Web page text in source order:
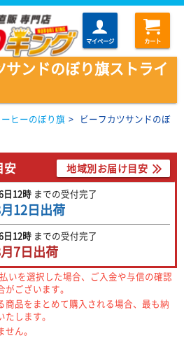
マイページ カート
サンドのぼり旗ストライ
ヒーのぼり旗 > ビーフカツサンドのぼ
安 地域別お届け目安
日12時 までの受付完了
12日出荷
日12時 までの受付完了
7日出荷
いを選択した場合、ご入金や与信の確認
ございます。
品をまとめて購入される場合、最も納
します。
ん。